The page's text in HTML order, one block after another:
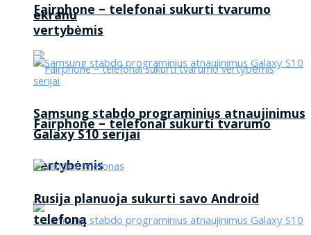
ekranu
Fairphone – telefonai sukurti tvarumo
vertybėmis
Fairphone – telefonai sukurti tvarumo
vertybėmis
Samsung stabdo programinius atnaujinimus
Galaxy S10 serijai
Rusija planuoja sukurti savo Android
telefoną